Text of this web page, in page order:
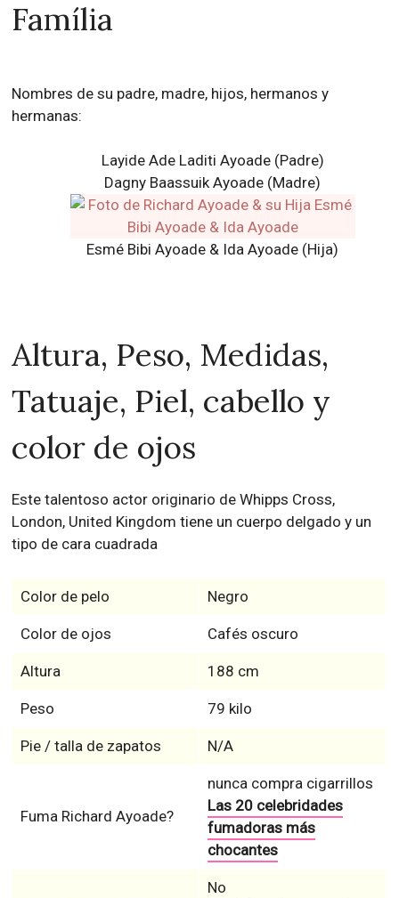
Família
Nombres de su padre, madre, hijos, hermanos y
hermanas:
Layide Ade Laditi Ayoade (Padre)
Dagny Baassuik Ayoade (Madre)
Esmé Bibi Ayoade & Ida Ayoade (Hija)
Altura, Peso, Medidas,
Tatuaje, Piel, cabello y
color de ojos
Este talentoso actor originario de Whipps Cross,
London, United Kingdom tiene un cuerpo delgado y un
tipo de cara cuadrada
Color de pelo Negro
Color de ojos Cafés oscuro
Altura 188 cm
Peso 79 kilo
Pie / talla de zapatos N/A
Fuma Richard Ayoade?
nunca compra cigarrillos
Las 20 celebridades
fumadoras más
chocantes
No